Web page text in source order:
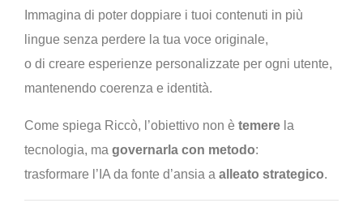
Immagina di poter doppiare i tuoi contenuti in più
lingue senza perdere la tua voce originale,
o di creare esperienze personalizzate per ogni utente,
mantenendo coerenza e identità.
Come spiega Riccò, l’obiettivo non è temere la
tecnologia, ma governarla con metodo:
trasformare l’IA da fonte d’ansia a alleato strategico.